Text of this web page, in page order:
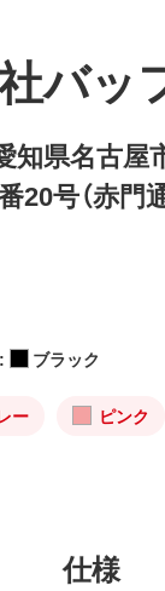
バッ
知県名古屋
20号（赤門
ブラック
ー ピンク
仕様